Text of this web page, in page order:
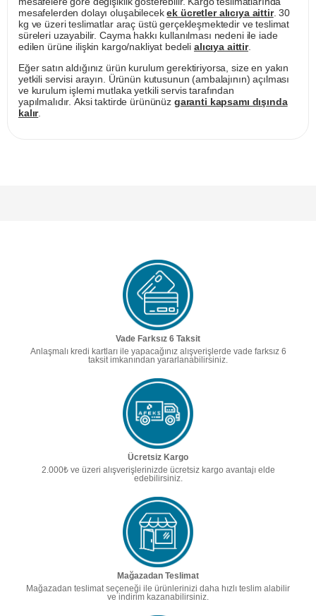
mesafelerden dolayı oluşabilecekek ücretler alıcıya aittir. 30
kg ve üzeri teslimatlar araç üstü gerçekleşmektedir ve teslimat
süreleri uzayabilir. Cayma hakkı kullanılması nedeni ile iade
edilen ürüne ilişkin kargo/nakliyat bedeli alıcıya aittir.
Eğer satın aldığınız ürün kurulum gerektiriyorsa, size en yakın
yetkili servisi arayın. Ürünün kutusunun (ambalajının) açılması
ve kurulum işlemi mutlaka yetkili servis tarafından
yapılmalıdır. Aksi taktirde ürününüz garanti kapsamı dışında
kalır.
Vade Farksız 6 Taksit
Anlaşmalı kredi kartları ile yapacağınız alışverişlerde vade farksız 6
taksit imkanından yararlanabilirsiniz.
Ücretsiz Kargo
2.000₺ ve üzeri alışverişlerinizde ücretsiz kargo avantajı elde
edebilirsiniz.
Mağazadan Teslimat
Mağazadan teslimat seçeneği ile ürünlerinizi daha hızlı teslim alabilir
ve indirim kazanabilirsiniz.